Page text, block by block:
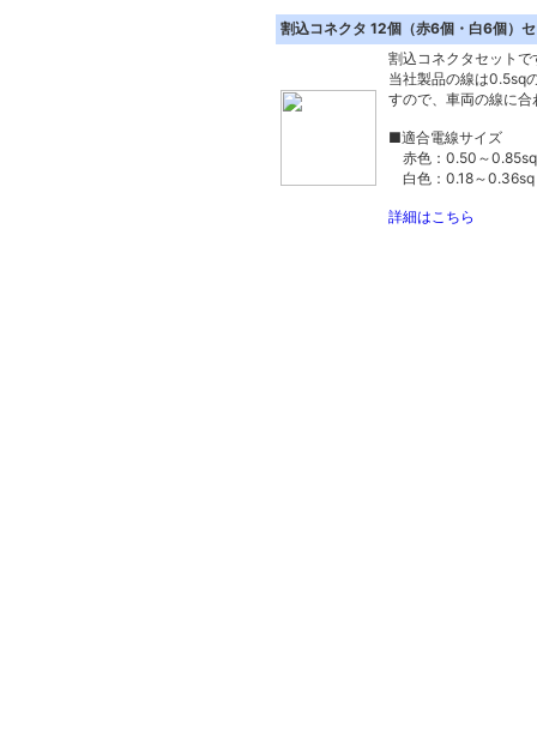
割込コネクタ 12個（赤6個・白6個
割込コネクタセットで
当社製品の線は0.5sq
すので、車両の線に
■適合電線サイズ
赤色：0.50～0.85sq
白色：0.18～0.36sq
詳細はこちら